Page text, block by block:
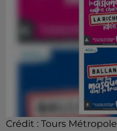
Crédit : Tours Métropole